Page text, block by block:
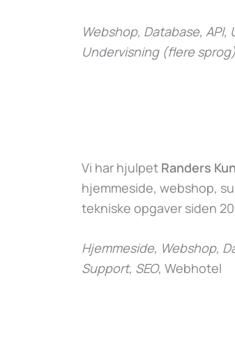
Webshop, Database,
Undervisning (flere sprog)
Vi har hjulpet Randers
hjemmeside, webshop,
tekniske opgaver siden
Hjemmeside, Webshop,
Support, SEO, Webhotel